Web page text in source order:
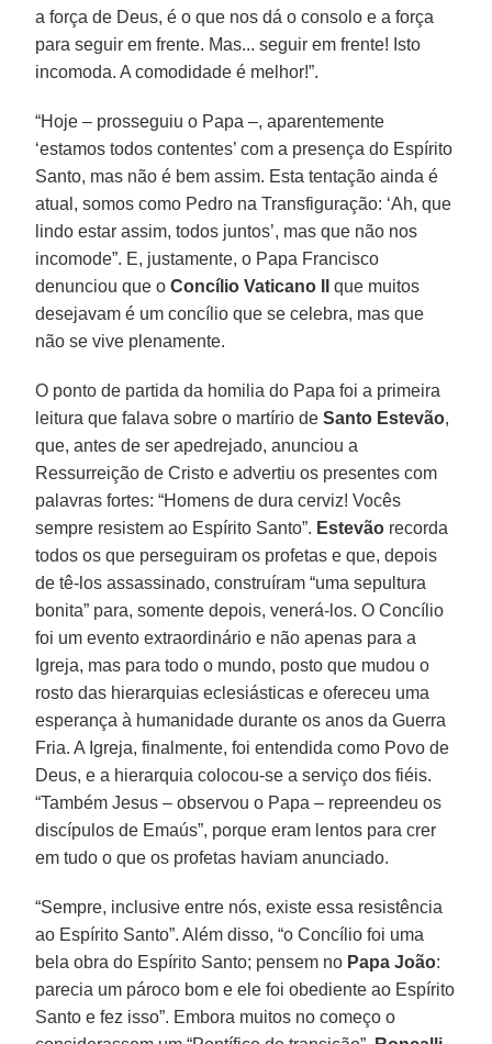
a força de Deus, é o que nos dá o consolo e a força
para seguir em frente. Mas... seguir em frente! Isto
incomoda. A comodidade é melhor!”.
“Hoje – prosseguiu o Papa –, aparentemente
‘estamos todos contentes’ com a presença do Espírito
Santo, mas não é bem assim. Esta tentação ainda é
atual, somos como Pedro na Transfiguração: ‘Ah, que
lindo estar assim, todos juntos’, mas que não nos
incomode”. E, justamente, o Papa Francisco
denunciou que oConcílio Vaticano II
que muitos
desejavam é um concílio que se celebra, mas que
não se vive plenamente.
O ponto de partida da homilia do Papa foi a primeira
leitura que falava sobre o martírio deSanto Estevão,
que, antes de ser apedrejado, anunciou a
Ressurreição de Cristo e advertiu os presentes com
palavras fortes: “Homens de dura cerviz! Vocês
sempre resistem ao Espírito Santo”. Estevão recorda
todos os que perseguiram os profetas e que, depois
de tê-los assassinado, construíram “uma sepultura
bonita” para, somente depois, venerá-los. O Concílio
foi um evento extraordinário e não apenas para a
Igreja, mas para todo o mundo, posto que mudou o
rosto das hierarquias eclesiásticas e ofereceu uma
esperança à humanidade durante os anos da Guerra
Fria. A Igreja, finalmente, foi entendida como Povo de
Deus, e a hierarquia colocou-se a serviço dos fiéis.
“Também Jesus – observou o Papa – repreendeu os
discípulos de Emaús”, porque eram lentos para crer
em tudo o que os profetas haviam anunciado.
“Sempre, inclusive entre nós, existe essa resistência
ao Espírito Santo”. Além disso, “o Concílio foi uma
bela obra do Espírito Santo; pensem no Papa João:
parecia um pároco bom e ele foi obediente ao Espírito
Santo e fez isso”. Embora muitos no começo o